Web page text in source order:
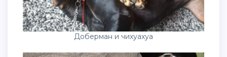
Доберман и чихуахуа